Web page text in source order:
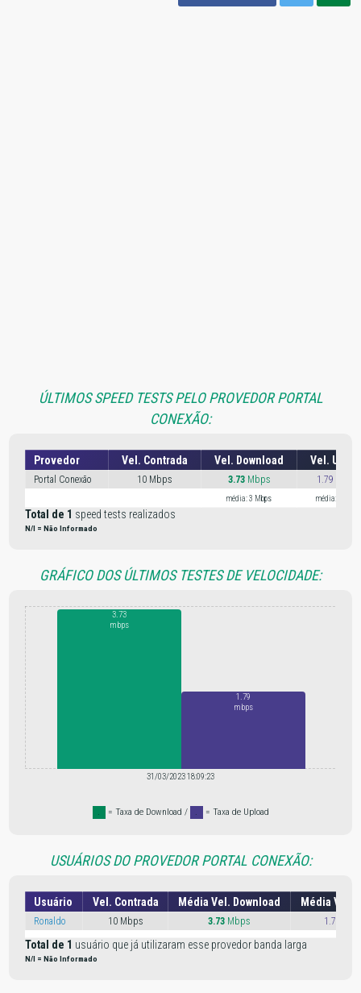
ÚLTIMOS SPEED TESTS PELO PROVEDOR PORTAL
CONEXÃO:
Provedor Vel. Contrada Vel. Download Vel.
Portal Conexão 10 Mbps 3.73Mbps 1.79 Mbps
média: 3 Mbps média: 1 Mbps
Total de 1 speed tests realizados
N/I = Não Informado
GRÁFICO DOS ÚLTIMOS TESTES DE VELOCIDADE:
3.73
mbps
1.79
mbps
31/03/2023 18:09:23
. = Taxa de Download / . = Taxa de Upload
USUÁRIOS DO PROVEDOR PORTAL CONEXÃO:
Usuário Vel. Contrada Média Vel. Download Média Vel.
Ronaldo 10 Mbps 3.73 Mbps 1.79
Total de 1 usuário que já utilizaram esse provedor banda larga
N/I = Não Informado